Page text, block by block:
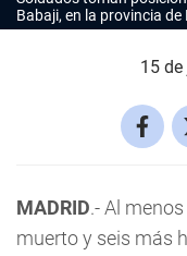
Babaji, en la provincia
15
MADRID.- Al
muerto y seis más